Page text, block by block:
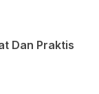
Dan Praktis